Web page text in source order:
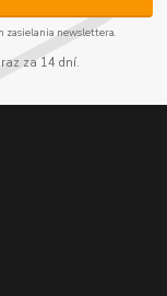
zasielania newslettera.
za 14 dní.